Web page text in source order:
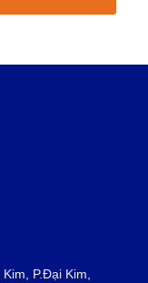
P.Đại Kim,